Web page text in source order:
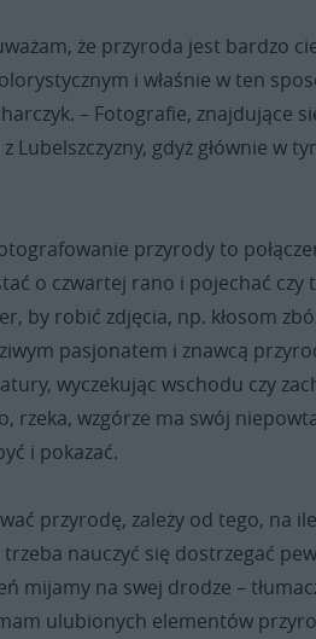
że przyroda jest bardzo
i właśnie w ten
– Fotografie, znajdujące
Lubelszczyzny, gdyż głównie w
przyrody to
o czwartej rano i pojechać czy
by robić zdjęcia, np. kłosom
pasjonatem i znawcą
wyczekując wschodu czy
rzeka, wzgórze ma swój
i pokazać.
przyrodę, zależy od tego, na
nauczyć się dostrzegać
mijamy na swej drodze –
ulubionych elementów